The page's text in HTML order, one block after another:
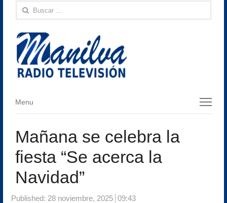
Buscar:
Menu
Menu
Mañana se celebra la
fiesta “Se acerca la
Navidad”
Published: 28 noviembre, 2025 09:43